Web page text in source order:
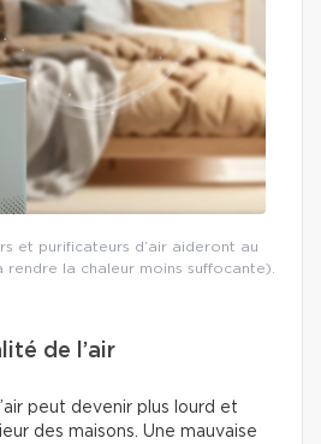
et purificateurs d’air aideront au
la chaleur moins suffocante).
de l’air
peut devenir plus lourd et
des maisons. Une mauvaise